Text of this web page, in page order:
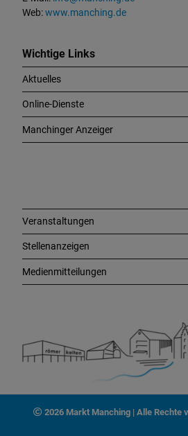
Web:www.manching.de
Wichtige Links
Aktuelles
Online-Dienste
Manchinger Anzeiger
Veranstaltungen
Stellenanzeigen
Medienmitteilungen
2026 Markt Manching | Alle Rechte